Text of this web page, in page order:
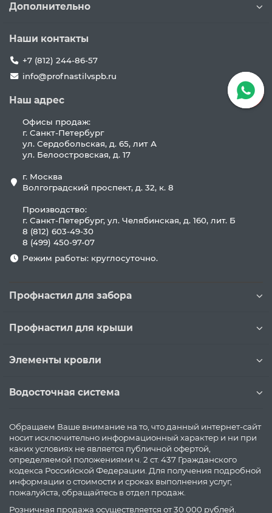
Дополнительно
Наши контакты
+7 (812) 244-86-57
info@profnastilvspb.ru
Наш адрес
Офисы продаж:
г. Санкт-Петербург
ул. Сердобольская, д. 65, лит А
ул. Белоостровская, д. 17
г. Москва
Волгоградский проспект, д. 32, к. 8
Производство:
г. Санкт-Петербург, ул. Челябинская, д. 160, лит. Б
8 (812) 603-49-30
8 (499) 450-97-07
Режим работы: круглосуточно.
Профнастил для забора
Профнастил для крыши
Элементы кровли
Водосточная система
Обращаем Ваше внимание на то, что данный интернет-сайт
носит исключительно информационный характер и ни при
каких условиях не является публичной офертой,
определяемой положениями ч. 2 ст. 437 Гражданского
кодекса Российской Федерации. Для получения подробной
информации о стоимости и сроках выполнения услуг,
пожалуйста, обращайтесь в отдел продаж.
Розничная продажа осуществляется от 30 000 рублей.